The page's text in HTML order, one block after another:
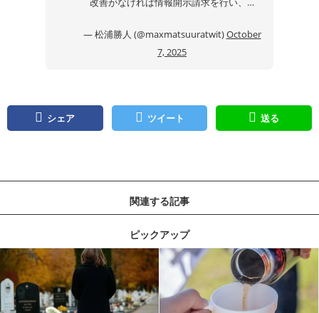
— 松浦勝人 (@maxmatsuuratwit)October
7, 2025
シェア ツイート 送る
関連する記事
ピックアップ
記事を読む